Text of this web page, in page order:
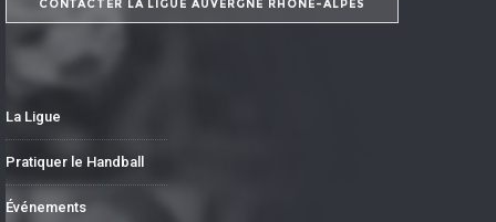
CONTACTER LA LIGUE AUVERGNE RHÔNE-ALPES
La Ligue
Pratiquer le Handball
Événements